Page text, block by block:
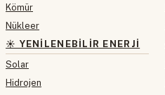
Kömür
Nükleer
☀️ YENILENEBILIR ENERJI
Solar
Hidrojen